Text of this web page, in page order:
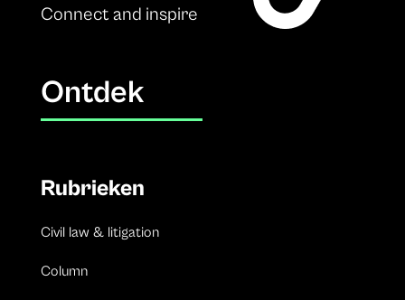
Connect and inspire
Ontdek
Rubrieken
Civil law & litigation
Column